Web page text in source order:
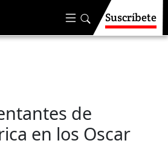
Suscríbete
de
en los Oscar